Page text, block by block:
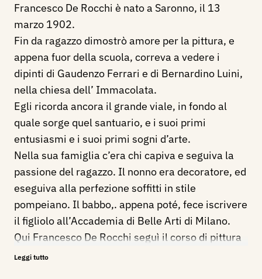
Francesco De Rocchi è nato a Saronno, il 13
marzo 1902.
Fin da ragazzo dimostrò amore per la pittura, e
appena fuor della scuola, correva a vedere i
dipinti di Gaudenzo Ferrari e di Bernardino Luini,
nella chiesa dell’ Immacolata.
Egli ricorda ancora il grande viale, in fondo al
quale sorge quel santuario, e i suoi primi
entusiasmi e i suoi primi sogni d’arte.
Nella sua famiglia c’era chi capiva e seguiva la
passione del ragazzo. Il nonno era decoratore, ed
eseguiva alla perfezione soffitti in stile
pompeiano. Il babbo,. appena poté, fece iscrivere
il figliolo all’Accademia di Belle Arti di Milano.
Qui Francesco De Rocchi seguì il corso di pittura
sotto la guida di Ambrogio Alciati.
Leggi tutto